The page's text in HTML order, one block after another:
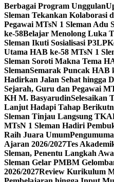
Berbagai Program Unggulan
Sleman Tekankan Kolaborasi
Pegawai MTsN 1 Sleman
ke-58Belajar Menolong Luka
Sleman Ikuti Sosialisasi P3LP
Utama HAB ke-58 MTsN 1
Sleman Soroti Makna Tema
SlemanSemarak Puncak HAB
Hadirkan Jalan Sehat hingga
Sejarah, Guru dan Pegawai
KH M. BasyarudinSelesaikan
Lanjut Hadapi Tahap
Sleman Tinjau Langsung
MTsN 1 Sleman Hadiri
Raih Juara Umum
Ajaran 2026/2027Tes
Sleman, Penentu Langkah
Sleman Gelar PMBM
2026/2027Review Kurikulum